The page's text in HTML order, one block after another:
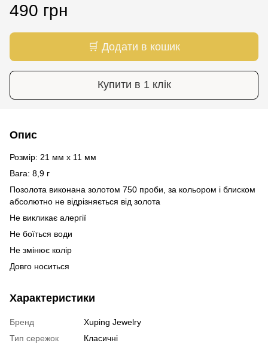
490 грн
🛒 Додати в кошик
Купити в 1 клік
Опис
Розмір: 21 мм х 11 мм
Вага: 8,9 г
Позолота виконана золотом 750 проби, за кольором і блиском
абсолютно не відрізняється від золота
Не викликає алергії
Не боїться води
Не змінює колір
Довго носиться
Характеристики
Бренд
Xuping Jewelry
Тип сережок
Класичні